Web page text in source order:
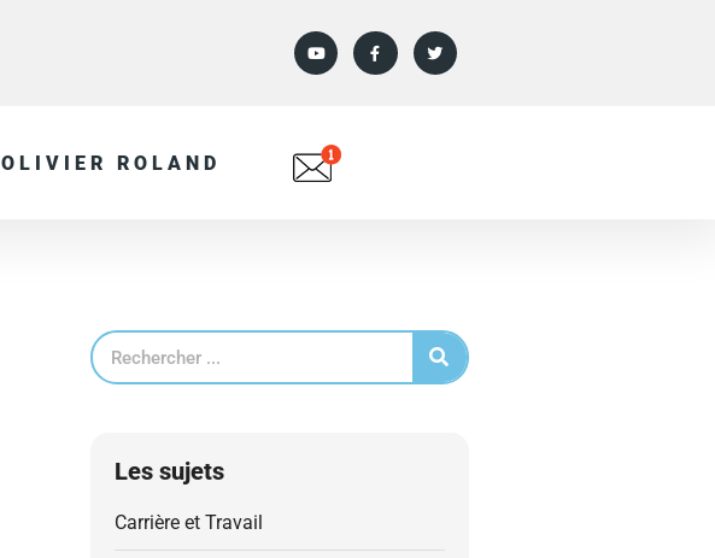
OLIVIER ROLAND
Les sujets
Carrière et Travail